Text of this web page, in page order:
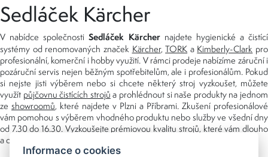
Sedláček Kärcher
V nabídce společnostiSedláček Kärchernajdete hygienické a čistící
systémy od renomovaných značek Kärcher,TORK a Kimberly-Clark pro
profesionální, komerční i hobby využití. V rámci prodeje nabízíme záruční i
pozáruční servis nejen běžným spotřebitelům, ale i profesionálům. Pokud
si nejste jisti výběrem nebo si chcete některý stroj vyzkoušet, můžete
využít půjčovnu čistících strojů a prohlédnout si naše produkty na jednom
ze showroomů, které najdete v Plzni a Příbrami. Zkušení profesionálové
vám pomohou s výběrem vhodného produktu nebo služby ve všední dny
od 7.30 do 16.30. Vyzkoušejte prémiovou kvalitu strojů, které vám dlouho
a dobře poslouží nejen doma, ale i v zaměstnání.
Informace o cookies